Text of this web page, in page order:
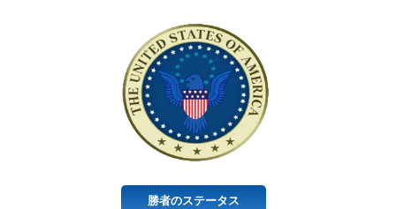
勝者のステータス